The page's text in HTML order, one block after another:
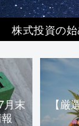
株式投資の
月末
【